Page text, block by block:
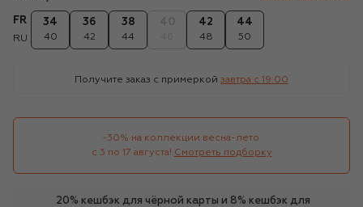
FR
RU
34
40
36
42
38
44
42
48
44
50
Получите заказ с примеркой завтра c 19:00
-30% на коллекции весна-лето
с 3 по 17 августа! Смотреть подборку
20% кешбэк для чёрной карты и 8% кешбэк для